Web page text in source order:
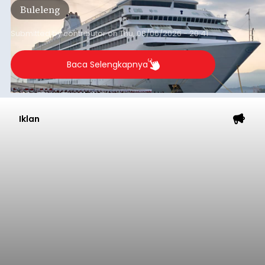
dibandingkan periode yang sama tahun lalu
yang tercatat sebesar 1,32 juta GT.
Buleleng
Submitted bycontributoronThu, 08/06/2026 - 20:41
Baca Selengkapnya
Iklan